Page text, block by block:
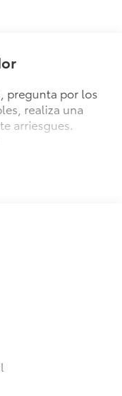
pregunta por los
realiza una
arriesgues.